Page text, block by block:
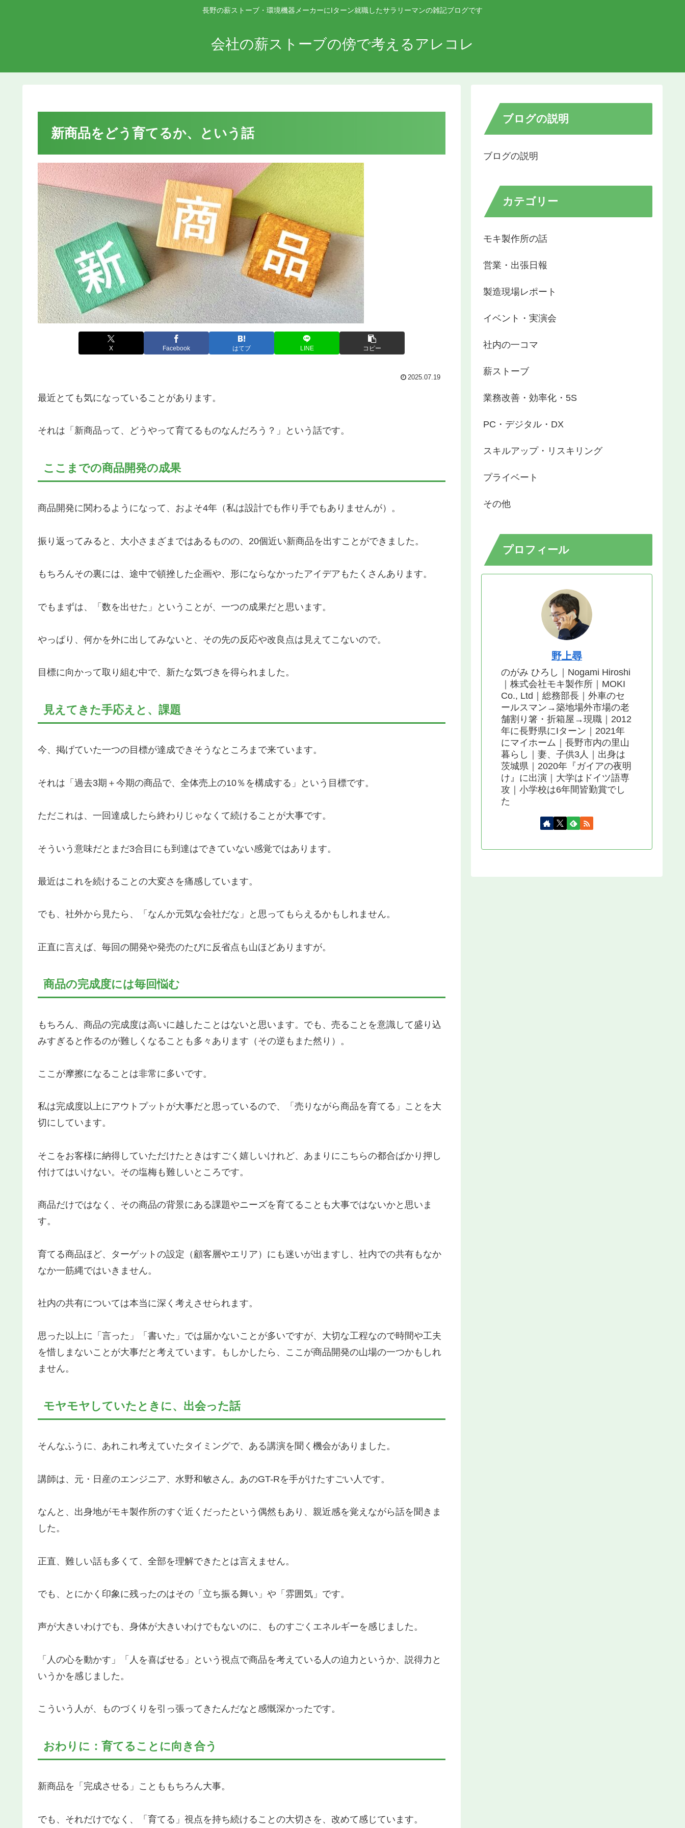
長野の薪ストーブ・環境機器メーカーにIターン就職したサラリーマンの雑記ブログです
会社の薪ストーブの傍で考えるアレコレ
新商品をどう育てるか、という話
X Facebook はてブ LINE コピー
2025.07.19
最近とても気になっていることがあります。
それは「新商品って、どうやって育てるものなんだろう？」という話です。
ここまでの商品開発の成果
商品開発に関わるようになって、およそ4年（私は設計でも作り手でもありませんが）。
振り返ってみると、大小さまざまではあるものの、20個近い新商品を出すことができました。
もちろんその裏には、途中で頓挫した企画や、形にならなかったアイデアもたくさんあります。
でもまずは、「数を出せた」ということが、一つの成果だと思います。
やっぱり、何かを外に出してみないと、その先の反応や改良点は見えてこないので。
目標に向かって取り組む中で、新たな気づきを得られました。
見えてきた手応えと、課題
今、掲げていた一つの目標が達成できそうなところまで来ています。
それは「過去3期＋今期の商品で、全体売上の10％を構成する」という目標です。
ただこれは、一回達成したら終わりじゃなくて続けることが大事です。
そういう意味だとまだ3合目にも到達はできていない感覚ではあります。
最近はこれを続けることの大変さを痛感しています。
でも、社外から見たら、「なんか元気な会社だな」と思ってもらえるかもしれません。
正直に言えば、毎回の開発や発売のたびに反省点も山ほどありますが。
商品の完成度には毎回悩む
もちろん、商品の完成度は高いに越したことはないと思います。でも、売ることを意識して盛り込
みすぎると作るのが難しくなることも多々あります（その逆もまた然り）。
ここが摩擦になることは非常に多いです。
私は完成度以上にアウトプットが大事だと思っているので、「売りながら商品を育てる」ことを大
切にしています。
そこをお客様に納得していただけたときはすごく嬉しいけれど、あまりにこちらの都合ばかり押し
付けてはいけない。その塩梅も難しいところです。
商品だけではなく、その商品の背景にある課題やニーズを育てることも大事ではないかと思いま
す。
育てる商品ほど、ターゲットの設定（顧客層やエリア）にも迷いが出ますし、社内での共有もなか
なか一筋縄ではいきません。
社内の共有については本当に深く考えさせられます。
思った以上に「言った」「書いた」では届かないことが多いですが、大切な工程なので時間や工夫
を惜しまないことが大事だと考えています。もしかしたら、ここが商品開発の山場の一つかもしれ
ません。
モヤモヤしていたときに、出会った話
そんなふうに、あれこれ考えていたタイミングで、ある講演を聞く機会がありました。
講師は、元・日産のエンジニア、水野和敏さん。あのGT-Rを手がけたすごい人です。
なんと、出身地がモキ製作所のすぐ近くだったという偶然もあり、親近感を覚えながら話を聞きま
した。
正直、難しい話も多くて、全部を理解できたとは言えません。
でも、とにかく印象に残ったのはその「立ち振る舞い」や「雰囲気」です。
声が大きいわけでも、身体が大きいわけでもないのに、ものすごくエネルギーを感じました。
「人の心を動かす」「人を喜ばせる」という視点で商品を考えている人の迫力というか、説得力と
いうかを感じました。
こういう人が、ものづくりを引っ張ってきたんだなと感慨深かったです。
おわりに：育てることに向き合う
新商品を「完成させる」ことももちろん大事。
でも、それだけでなく、「育てる」視点を持ち続けることの大切さを、改めて感じています。
ブログの説明
ブログの説明
カテゴリー
モキ製作所の話
営業・出張日報
製造現場レポート
イベント・実演会
社内の一コマ
薪ストーブ
業務改善・効率化・5S
PC・デジタル・DX
スキルアップ・リスキリング
プライベート
その他
プロフィール
野上尋
のがみ ひろし｜Nogami Hiroshi
｜株式会社モキ製作所｜MOKI
Co., Ltd｜総務部長｜外車のセ
ールスマン→築地場外市場の老
舗割り箸・折箱屋→現職｜2012
年に長野県にIターン｜2021年
にマイホーム｜長野市内の里山
暮らし｜妻、子供3人｜出身は
茨城県｜2020年『ガイアの夜明
け』に出演｜大学はドイツ語専
攻｜小学校は6年間皆勤賞でし
た